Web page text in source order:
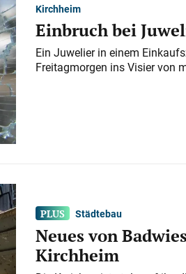
Kirchheim
Einbruch bei
Ein Juwelier in einem
Freitagmorgen ins Visier von
Städtebau
Neues von
Kirchheim